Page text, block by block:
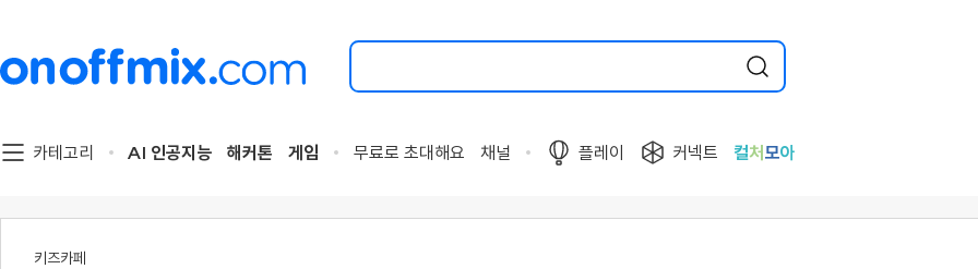
검
할
트
를
해
카테고리 AI 인공지능 해커톤 게임 무료로 초대해요 채널 플레이 커넥트 컬처 모아
키즈카페